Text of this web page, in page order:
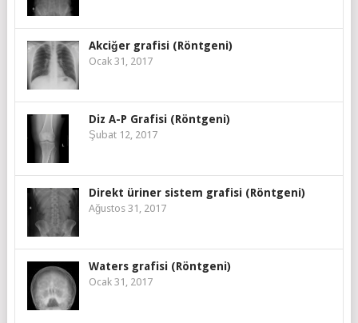
Akciğer grafisi (Röntgeni)
Ocak 31, 2017
Diz A-P Grafisi (Röntgeni)
Şubat 12, 2017
Direkt üriner sistem grafisi (Röntgeni)
Ağustos 31, 2017
Waters grafisi (Röntgeni)
Ocak 31, 2017